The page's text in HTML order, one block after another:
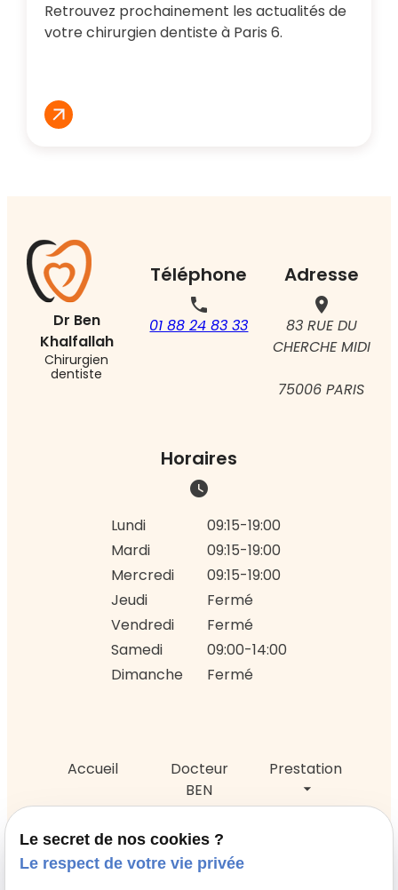
Retrouvez prochainement les actualités de
votre chirurgien dentiste à Paris 6.
Dr Ben
Khalfallah
Chirurgien
dentiste
Téléphone
phone
01 88 24 83 33
Adresse
place
83 RUE DU
CHERCHE MIDI
75006 PARIS
Horaires
watch_later
Lundi
09:15-19:00
Mardi
09:15-19:00
Mercredi
09:15-19:00
Jeudi
Fermé
Vendredi
Fermé
Samedi
09:00-14:00
Dimanche
Fermé
Accueil
Docteur
BEN
KHALFALLAH
Prestation
Réalisations Actualités
Le secret de nos cookies ?
Le respect de votre vie privée